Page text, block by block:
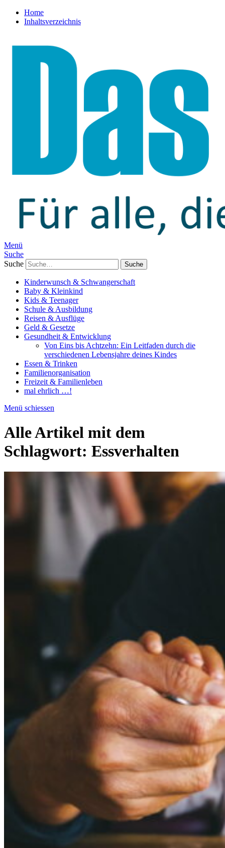
Home
Inhaltsverzeichnis
Menü
Suche
Suche
Kinderwunsch & Schwangerschaft
Baby & Kleinkind
Kids & Teenager
Schule & Ausbildung
Reisen & Ausflüge
Geld & Gesetze
Gesundheit & Entwicklung
Von Eins bis Achtzehn: Ein Leitfaden durch die
verschiedenen Lebensjahre deines Kindes
Essen & Trinken
Familienorganisation
Freizeit & Familienleben
mal ehrlich …!
Menü schiessen
Alle Artikel mit dem
Schlagwort: Essverhalten